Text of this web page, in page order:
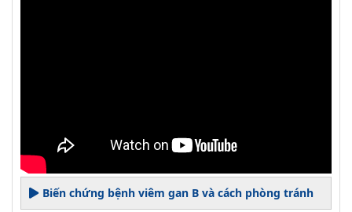
Biến chứng bệnh viêm gan B và cách phòng tránh